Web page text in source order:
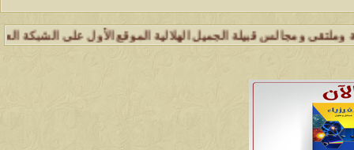
قبيلة الجميل الهلالية الموقع الأول على الشبكة العنكبوتية